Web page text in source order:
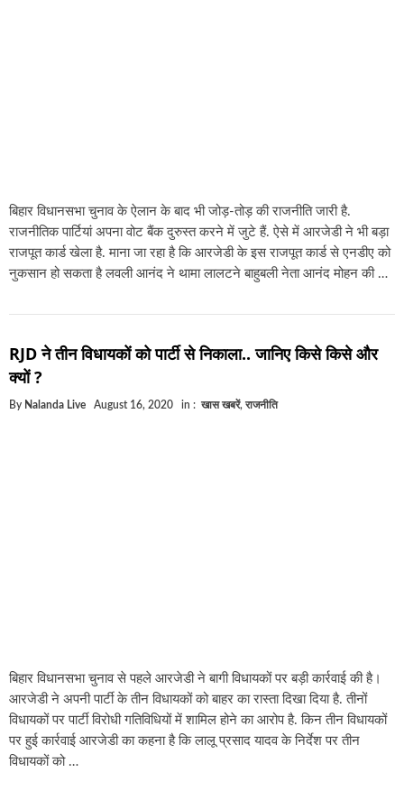
बिहार विधानसभा चुनाव के ऐलान के बाद भी जोड़-तोड़ की राजनीति जारी है.
राजनीतिक पार्टियां अपना वोट बैंक दुरुस्त करने में जुटे हैं. ऐसे में आरजेडी ने भी बड़ा
राजपूत कार्ड खेला है. माना जा रहा है कि आरजेडी के इस राजपूत कार्ड से एनडीए को
नुकसान हो सकता है लवली आनंद ने थामा लालटने बाहुबली नेता आनंद मोहन की …
RJD ने तीन विधायकों को पार्टी से निकाला.. जानिए किसे किसे और
क्यों ?
By Nalanda Live August 16, 2020 in : खास खबरें, राजनीति
बिहार विधानसभा चुनाव से पहले आरजेडी ने बागी विधायकों पर बड़ी कार्रवाई की है।
आरजेडी ने अपनी पार्टी के तीन विधायकों को बाहर का रास्ता दिखा दिया है. तीनों
विधायकों पर पार्टी विरोधी गतिविधियों में शामिल होने का आरोप है. किन तीन विधायकों
पर हुई कार्रवाई आरजेडी का कहना है कि लालू प्रसाद यादव के निर्देश पर तीन
विधायकों को …